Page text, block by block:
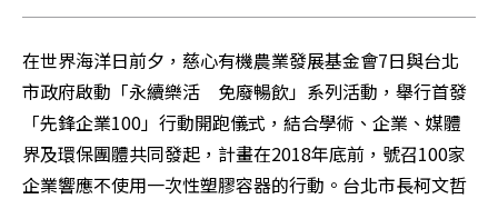
在世界海洋日前夕，慈心有機農業發展基金會7日與台北
市政府啟動「永續樂活　免廢暢飲」系列活動，舉行首發
「先鋒企業100」行動開跑儀式，結合學術、企業、媒體
界及環保團體共同發起，計畫在2018年底前，號召100家
企業響應不使用一次性塑膠容器的行動。台北市長柯文哲